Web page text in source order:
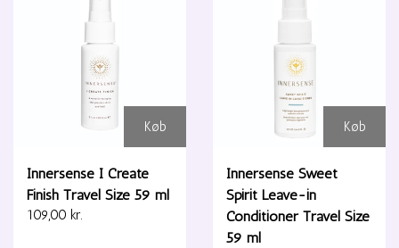
Køb
Innersense I Create
Finish Travel Size 59 ml
109,00 kr.
Køb
Innersense Sweet
Spirit Leave-in
Conditioner Travel Size
59 ml